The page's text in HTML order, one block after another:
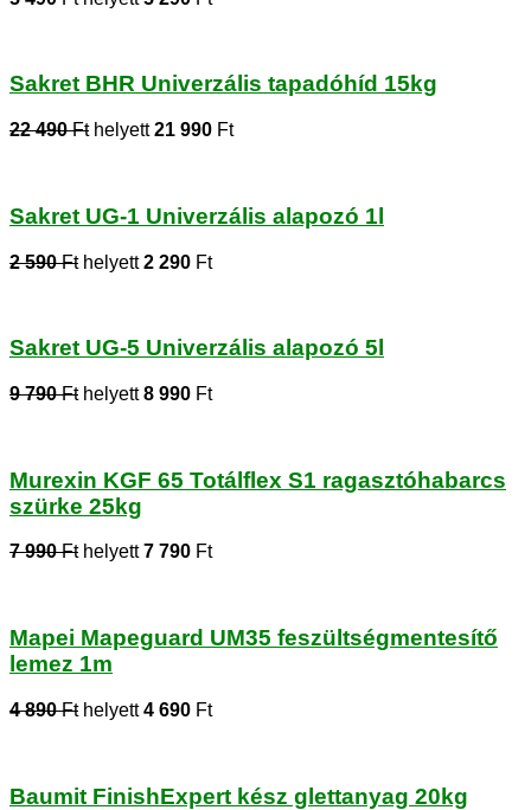
Sakret BHR Univerzális tapadóhíd 15kg
22 490 Fthelyett21 990 Ft
Sakret UG-1 Univerzális alapozó 1l
2 590 Fthelyett2 290 Ft
Sakret UG-5 Univerzális alapozó 5l
9 790 Fthelyett8 990 Ft
Murexin KGF 65 Totálflex S1 ragasztóhabarcs
szürke 25kg
7 990 Fthelyett7 790 Ft
Mapei Mapeguard UM35 feszültségmentesítő
lemez 1m
4 890 Fthelyett4 690 Ft
Baumit FinishExpert kész glettanyag 20kg